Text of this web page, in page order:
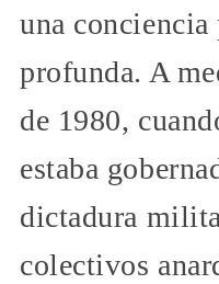
una
profunda. A
de 1980,
estaba
dictadura
colectivos